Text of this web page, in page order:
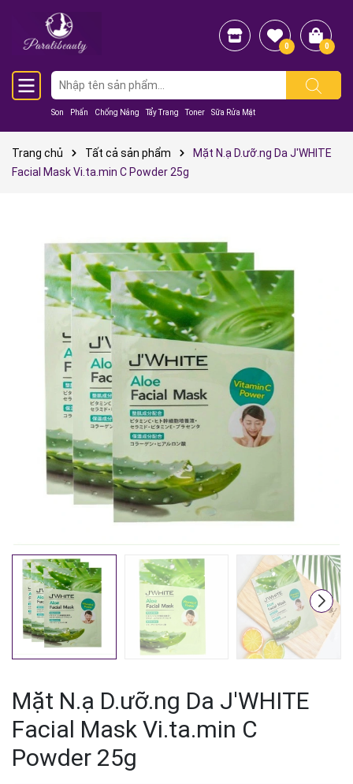
Son Phấn Chống Nắng Tẩy Trang Toner Sữa Rửa Mặt
0 0
Trang chủ Tất cả sản phẩm
Mặt N.ạ D.ưỡ.ng Da J'WHITE
Facial Mask Vi.ta.min C Powder 25g
Mặt N.ạ D.ưỡ.ng Da J'WHITE
Facial Mask Vi.ta.min C
Powder 25g